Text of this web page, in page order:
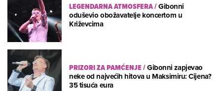
LEGENDARNA ATMOSFERA/Gibonni
oduševio obožavatelje koncertom u
Križevcima
PRIZORI ZA PAMĆENJE/Gibonni zapjevao
neke od najvećih hitova u Maksimiru: Cijena?
35 tisuća eura